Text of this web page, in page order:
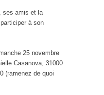
ses amis et la
à son
25 novembre
Casanova, 31000
(ramenez de quoi